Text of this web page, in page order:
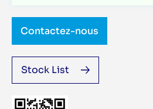
Stock List
Contactez-nous